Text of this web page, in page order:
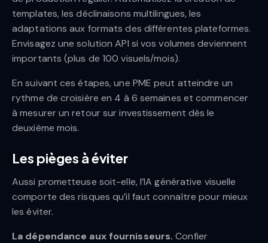
templates, les déclinaisons multilingues, les
adaptations aux formats des différentes plateformes.
Envisagez une solution API si vos volumes deviennent
importants (plus de 100 visuels/mois).
En suivant ces étapes, une PME peut atteindre un
rythme de croisière en 4 à 6 semaines et commencer
à mesurer un retour sur investissement dès le
deuxième mois.
Les pièges à éviter
Aussi prometteuse soit-elle, l’IA générative visuelle
comporte des risques qu’il faut connaître pour mieux
les éviter.
La dépendance aux fournisseurs. Confier